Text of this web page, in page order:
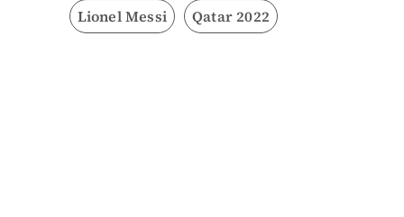
Lionel Messi Qatar 2022